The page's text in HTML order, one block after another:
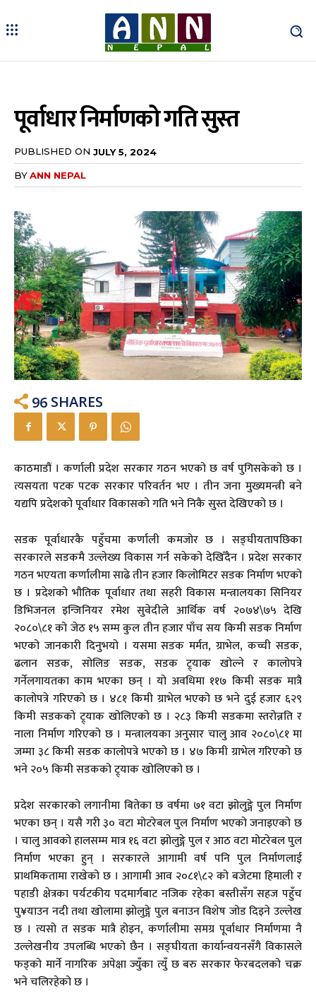
पूर्वाधार निर्माणको गति सुस्त
PUBLISHED ON JULY 5, 2024
BYANN NEPAL
96 SHARES
काठमाडौं । कर्णाली प्रदेश सरकार गठन भएको छ वर्ष पुगिसकेको छ ।
त्यसयता पटक पटक सरकार परिवर्तन भए । तीन जना मुख्यमन्त्री बने
यद्यपि प्रदेशको पूर्वाधार विकासको गति भने निकै सुस्त देखिएको छ ।
सडक पूर्वाधारकै पहुँचमा कर्णाली कमजोर छ । सङ्घीयतापछिका
सरकारले सडकमै उल्लेख्य विकास गर्न सकेको देखिँदैन । प्रदेश सरकार
गठन भएयता कर्णालीमा साढे तीन हजार किलोमिटर सडक निर्माण भएको
छ । प्रदेशको भौतिक पूर्वाधार तथा सहरी विकास मन्त्रालयका सिनियर
डिभिजनल इन्जिनियर रमेश सुवेदीले आर्थिक वर्ष २०७४\७५ देखि
२०८०\८१ को जेठ १५ सम्म कुल तीन हजार पाँच सय किमी सडक निर्माण
भएको जानकारी दिनुभयो । यसमा सडक मर्मत, ग्राभेल, कच्ची सडक,
ढलान सडक, सोलिङ सडक, सडक ट्र्याक खोल्ने र कालोपत्रे
गर्नेलगायतका काम भएका छन् । यो अवधिमा ११७ किमी सडक मात्रै
कालोपत्रे गरिएको छ । ४८१ किमी ग्राभेल भएको छ भने दुई हजार ६२९
किमी सडकको ट्र्याक खोलिएको छ । २८३ किमी सडकमा स्तरोन्नति र
नाला निर्माण गरिएको छ । मन्त्रालयका अनुसार चालु आव २०८०\८१ मा
जम्मा ३८ किमी सडक कालोपत्रे भएको छ । ४७ किमी ग्राभेल गरिएको छ
भने २०५ किमी सडकको ट्र्याक खोलिएको छ ।
प्रदेश सरकारको लगानीमा बितेका छ वर्षमा ७१ वटा झोलुङ्गे पुल निर्माण
भएका छन् । यसै गरी ३० वटा मोटरेबल पुल निर्माण भएको जनाइएको छ
। चालु आवको हालसम्म मात्र १६ वटा झोलुङ्गे पुल र आठ वटा मोटरेबल पुल
निर्माण भएका हुन् । सरकारले आगामी वर्ष पनि पुल निर्माणलाई
प्राथमिकतामा राखेको छ । आगामी आव २०८१\८२ को बजेटमा हिमाली र
पहाडी क्षेत्रका पर्यटकीय पदमार्गबाट नजिक रहेका बस्तीसँग सहज पहुँच
पु¥याउन नदी तथा खोलामा झोलुङ्गे पुल बनाउन विशेष जोड दिइने उल्लेख
छ । त्यसो त सडक मात्रै होइन, कर्णालीमा समग्र पूर्वाधार निर्माणमा नै
उल्लेखनीय उपलब्धि भएको छैन । सङ्घीयता कार्यान्वयनसँगै विकासले
फड्को मार्ने नागरिक अपेक्षा ज्युँका त्युँ छ बरु सरकार फेरबदलको चक्र
भने चलिरहेको छ ।